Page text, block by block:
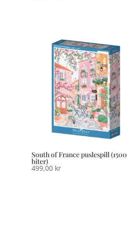
South of France puslespill (1500
biter)
499,00 kr